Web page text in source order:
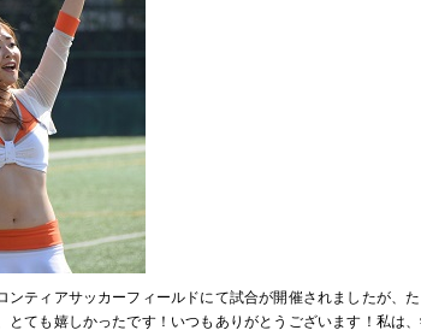
ンティアサッカーフィールドにて試合が開催されましたが、
とても嬉しかったです！いつもありがとうございます！私は